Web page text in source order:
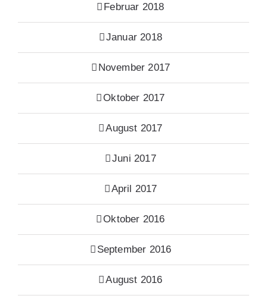
Februar 2018
Januar 2018
November 2017
Oktober 2017
August 2017
Juni 2017
April 2017
Oktober 2016
September 2016
August 2016